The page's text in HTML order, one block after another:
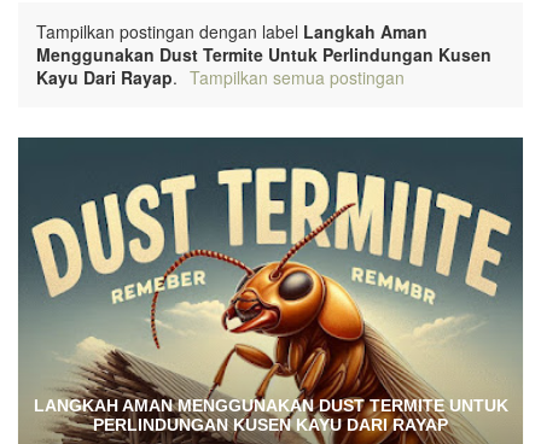
Tampilkan postingan dengan label Langkah Aman
Menggunakan Dust Termite Untuk Perlindungan Kusen
Kayu Dari Rayap. Tampilkan semua postingan
LANGKAH AMAN MENGGUNAKAN DUST TERMITE UNTUK
PERLINDUNGAN KUSEN KAYU DARI RAYAP